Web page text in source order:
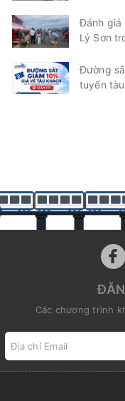
Đánh giá
Lý Sơn
Đường
tuyến
Các chương trình